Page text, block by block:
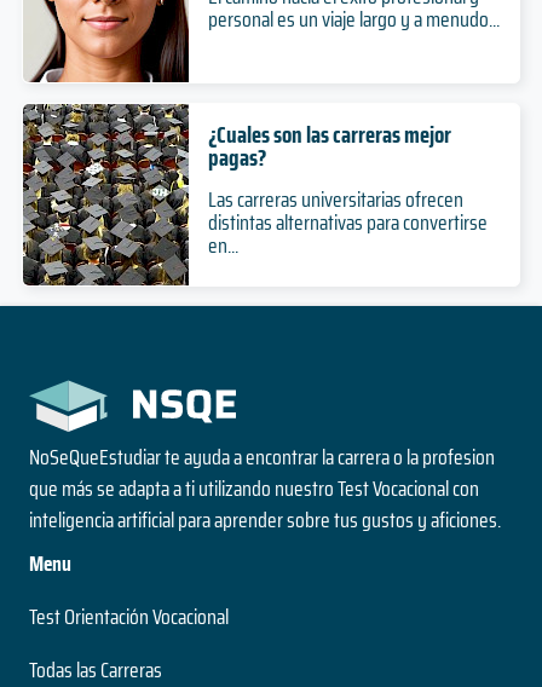
personal es un viaje largo y a menudo...
¿Cuales son las carreras mejor
pagas?
Las carreras universitarias ofrecen
distintas alternativas para convertirse
en...
NoSeQueEstudiar te ayuda a encontrar la carrera o la profesion
que más se adapta a ti utilizando nuestro Test Vocacional con
inteligencia artificial para aprender sobre tus gustos y aficiones.
Menu
Test Orientación Vocacional
Todas las Carreras